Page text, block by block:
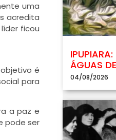
uma
acredita
ficou
é
para
a paz e
pode ser
IPUPIARA:
ÁGUAS
04/08/2026